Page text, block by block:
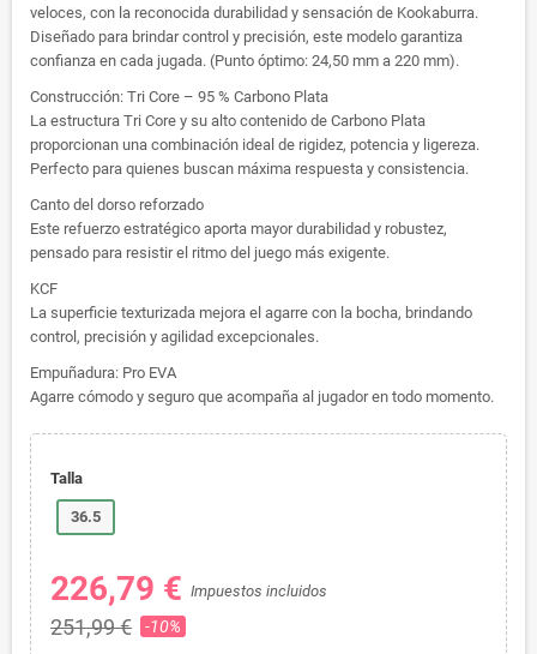
veloces, con la reconocida durabilidad y sensación de Kookaburra.
Diseñado para brindar control y precisión, este modelo garantiza
confianza en cada jugada. (Punto óptimo: 24,50 mm a 220 mm).
Construcción: Tri Core – 95 % Carbono Plata
La estructura Tri Core y su alto contenido de Carbono Plata
proporcionan una combinación ideal de rigidez, potencia y ligereza.
Perfecto para quienes buscan máxima respuesta y consistencia.
Canto del dorso reforzado
Este refuerzo estratégico aporta mayor durabilidad y robustez,
pensado para resistir el ritmo del juego más exigente.
KCF
La superficie texturizada mejora el agarre con la bocha, brindando
control, precisión y agilidad excepcionales.
Empuñadura: Pro EVA
Agarre cómodo y seguro que acompaña al jugador en todo momento.
Talla
36.5
226,79 € Impuestos incluidos
251,99 € -10%